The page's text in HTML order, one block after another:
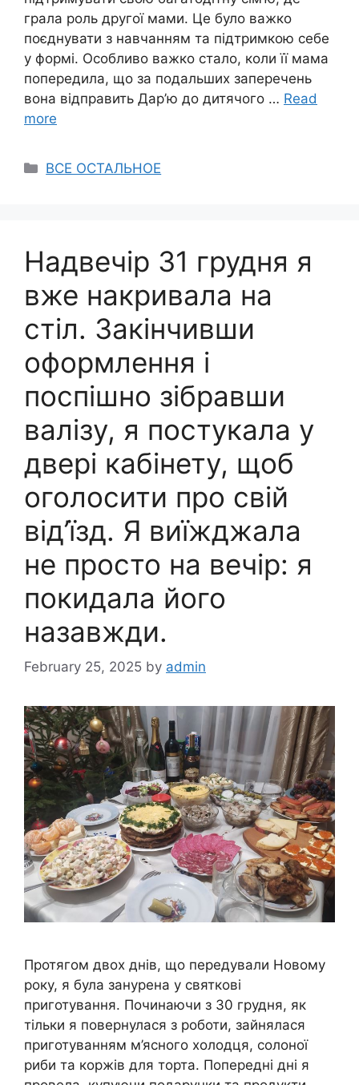
грала роль другої мами. Це було важко
поєднувати з навчанням та підтримкою себе
у формі. Особливо важко стало, коли її мама
попередила, що за подальших заперечень
вона відправить Дар’ю до дитячого … Read
more
Categories
ВСЕ ОСТАЛЬНОЕ
Надвечір 31 грудня я
вже накривала на
стіл. Закінчивши
оформлення і
поспішно зібравши
валізу, я постукала у
двері кабінету, щоб
оголосити про свій
від’їзд. Я виїжджала
не просто на вечір: я
покидала його
назавжди.
February 25, 2025 by admin
Протягом двох днів, що передували Новому
року, я була занурена у святкові
приготування. Починаючи з 30 грудня, як
тільки я повернулася з роботи, зайнялася
приготуванням м’ясного холодця, солоної
риби та коржів для торта. Попередні дні я